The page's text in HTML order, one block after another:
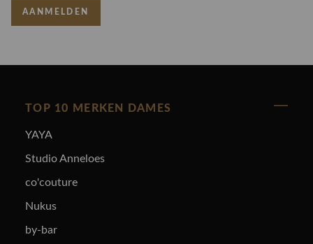
AANMELDEN
TOP 10 MERKEN DAMES
YAYA
Studio Anneloes
co'couture
Nukus
by-bar